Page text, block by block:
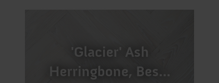
'Glacier' Ash
Herringbone, Bes...